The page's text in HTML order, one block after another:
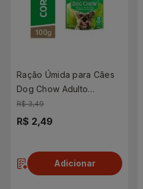
Ração Úmida para Cães
Dog Chow Adulto
Cordeiro 100g
R$ 3,49
R$ 2,49
Adicionar